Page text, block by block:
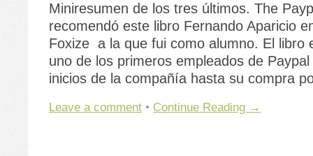
Miniresumen de los tres últimos. The
recomendó este libro Fernando Aparicio
Foxize a la que fui como alumno. El libro
uno de los primeros empleados de
inicios de la compañía hasta su compra
Leave a comment • Continue Reading →